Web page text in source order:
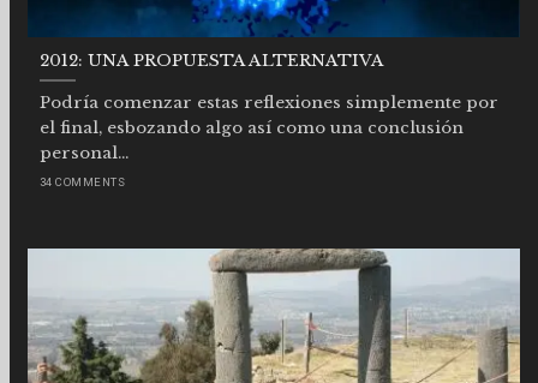
2012: UNA PROPUESTA ALTERNATIVA
Podría comenzar estas reflexiones simplemente por
el final, esbozando algo así como una conclusión
personal...
34 COMMENTS